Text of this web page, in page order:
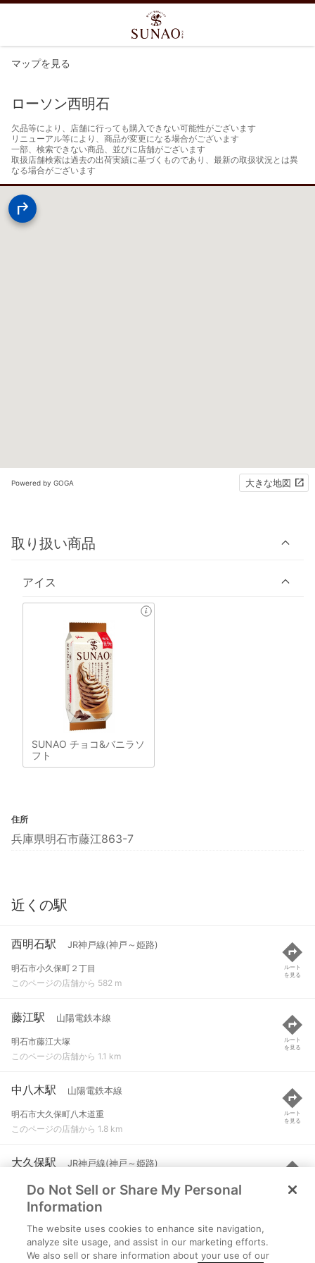
マップを見る
ローソン西明石
欠品等により、店舗に行っても購入できない可能性がございます
リニューアル等により、商品が変更になる場合がございます
一部、検索できない商品、並びに店舗がございます
取扱店舗検索は過去の出荷実績に基づくものであり、最新の取扱状況とは異
なる場合がございます
Powered by GOGA 大きな地図
取り扱い商品
アイス
SUNAO チョコ&バニラソ
フト
住所
兵庫県明石市藤江863-7
近くの駅
西明石駅 JR神戸線(神戸～姫路)
明石市小久保町２丁目
このページの店舗から 582 m
ルート
を見る
藤江駅 山陽電鉄本線
明石市藤江大塚
このページの店舗から 1.1 km
ルート
を見る
中八木駅 山陽電鉄本線
明石市大久保町八木道重
このページの店舗から 1.8 km
ルート
を見る
大久保駅 JR神戸線(神戸～姫路)
明石市大久保町
このページの店舗から 2 km
ルート
を見る
林崎松江海岸駅 山陽電鉄本線
明石市南貴崎町
Do Not Sell or Share My Personal
Information
The website uses cookies to enhance site navigation,
analyze site usage, and assist in our marketing efforts.
We also sell or share information about your use of our